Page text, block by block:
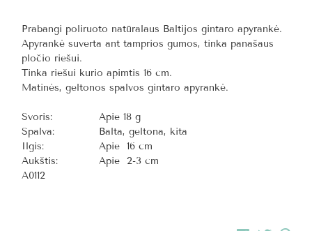
Prabangi poliruoto natūralaus Baltijos gintaro apyrankė.
Apyrankė suverta ant tamprios gumos, tinka panašaus
pločio riešui.
Tinka riešui kurio apimtis 16 cm.
Matinės, geltonos spalvos gintaro apyrankė.
Svoris:
Apie 18 g
Spalva:
Balta, geltona, kita
Ilgis:
Aukštis:
Apie 16 cm
Apie 2-3 cm
A0112